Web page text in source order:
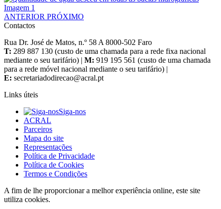
ANTERIOR PRÓXIMO
Contactos
Rua Dr. José de Matos, n.º 58 A 8000-502 Faro
T: 289 887 130 (custo de uma chamada para a rede fixa nacional
mediante o seu tarifário) | M: 919 195 561 (custo de uma chamada
para a rede móvel nacional mediante o seu tarifário) |
E:
Links úteis
Siga-nos
ACRAL
Parceiros
Mapa do site
Representações
Política de Privacidade
Política de Cookies
Termos e Condições
A fim de lhe proporcionar a melhor experiência online, este site
utiliza cookies.